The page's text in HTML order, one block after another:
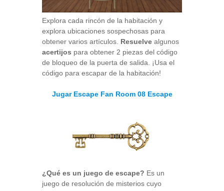
Explora cada rincón de la habitación y
explora ubicaciones sospechosas para
obtener varios artículos. Resuelve algunos
acertijos para obtener 2 piezas del código
de bloqueo de la puerta de salida. ¡Usa el
código para escapar de la habitación!
Jugar Escape Fan Room 08 Escape
¿Qué es un juego de escape? Es un
juego de resolución de misterios cuyo